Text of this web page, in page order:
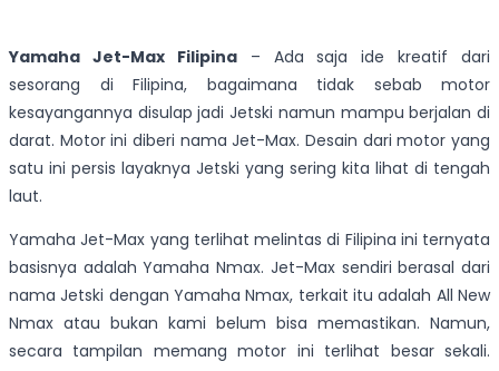
Yamaha Jet-Max Filipina– Ada saja ide kreatif dari
sesorang di Filipina, bagaimana tidak sebab motor
kesayangannya disulap jadi Jetski namun mampu berjalan di
darat. Motor ini diberi nama Jet-Max. Desain dari motor yang
satu ini persis layaknya Jetski yang sering kita lihat di tengah
laut.
Yamaha Jet-Max yang terlihat melintas di Filipina ini ternyata
basisnya adalah Yamaha Nmax. Jet-Max sendiri berasal dari
nama Jetski dengan Yamaha Nmax, terkait itu adalah All New
Nmax atau bukan kami belum bisa memastikan. Namun,
secara tampilan memang motor ini terlihat besar sekali.